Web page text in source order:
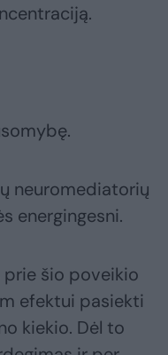
neuromediatorių
energingesni.
prie šio poveikio
efektui pasiekti
kiekio. Dėl to